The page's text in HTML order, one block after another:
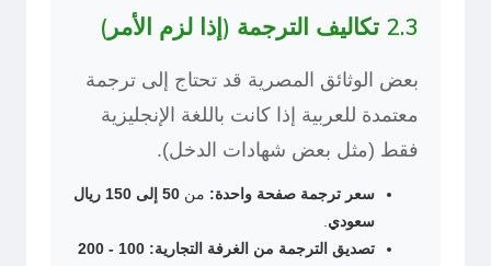
2.3 تكاليف الترجمة (إذا لزم الأمر)
بعض الوثائق المصرية قد تحتاج إلى ترجمة
معتمدة للعربية إذا كانت باللغة الإنجليزية
فقط (مثل بعض شهادات الدخل).
سعر ترجمة صفحة واحدة: من
50 إلى 150 ريال
سعودي
تصديق الترجمة من الغرفة التجارية:
100 - 200